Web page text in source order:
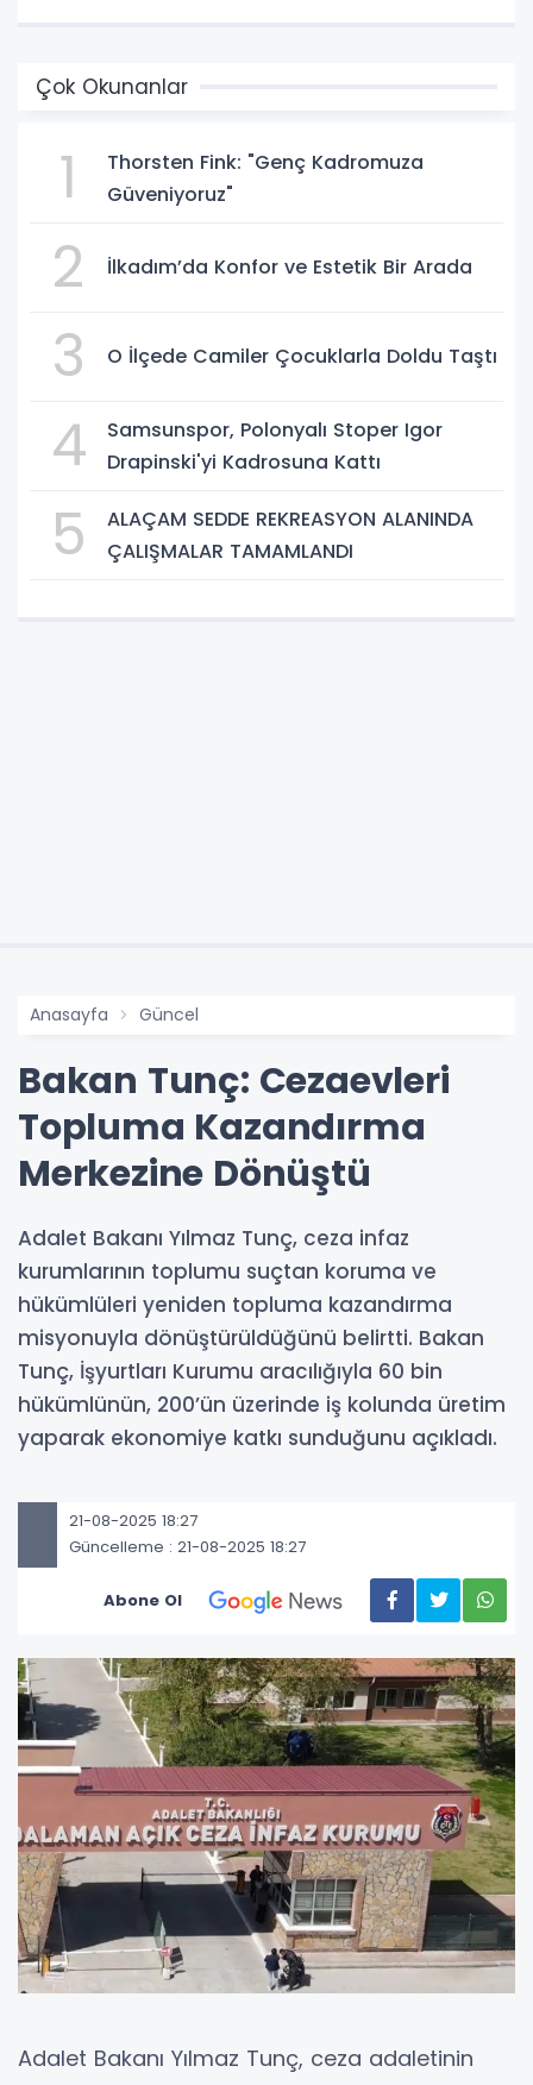
Çok Okunanlar
1
Thorsten Fink: "Genç Kadromuza
Güveniyoruz"
2 İlkadım’da Konfor ve Estetik Bir Arada
3 O İlçede Camiler Çocuklarla Doldu Taştı
4
Samsunspor, Polonyalı Stoper Igor
Drapinski'yi Kadrosuna Kattı
5
ALAÇAM SEDDE REKREASYON ALANINDA
ÇALIŞMALAR TAMAMLANDI
Anasayfa Güncel
Bakan Tunç: Cezaevleri
Topluma Kazandırma
Merkezine Dönüştü
Adalet Bakanı Yılmaz Tunç, ceza infaz
kurumlarının toplumu suçtan koruma ve
hükümlüleri yeniden topluma kazandırma
misyonuyla dönüştürüldüğünü belirtti. Bakan
Tunç, İşyurtları Kurumu aracılığıyla 60 bin
hükümlünün, 200’ün üzerinde iş kolunda üretim
yaparak ekonomiye katkı sunduğunu açıkladı.
21-08-2025 18:27
Güncelleme : 21-08-2025 18:27
Abone Ol
Adalet Bakanı Yılmaz Tunç, ceza adaletinin